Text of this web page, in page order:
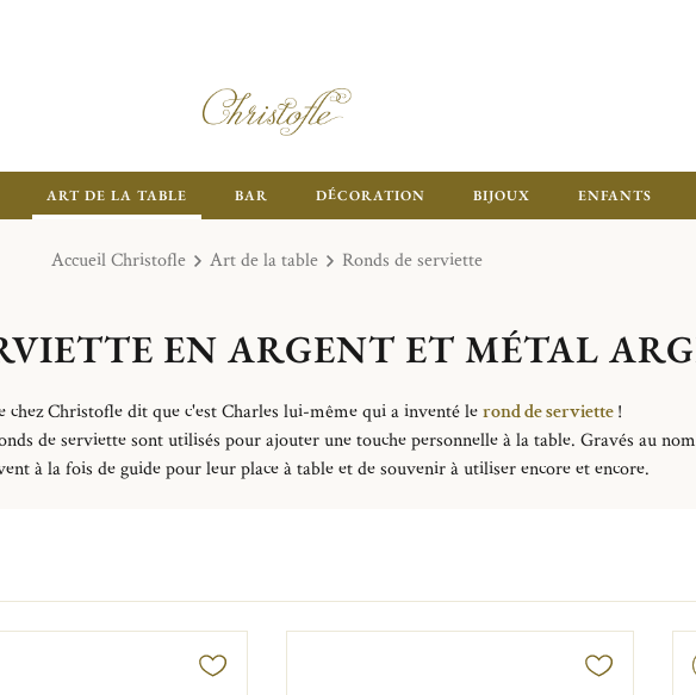
ART DE LA TABLE BAR DÉCORATION BIJOUX ENFANTS
Accueil Christofle Art de la table Ronds de serviette
EN ARGENT ET MÉTAL
chez Christofle dit que c'est Charles lui-même qui a inventé lerond de serviette !
de serviette sont utilisés pour ajouter une touche personnelle à la table. Gravés au
à la fois de guide pour leur place à table et de souvenir à utiliser encore et encore.
Gravable